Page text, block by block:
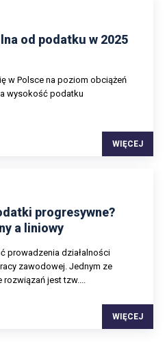
od podatku w 2025
w Polsce na poziom obciążeń
wysokość podatku
WIĘCEJ
progresywne?
a liniowy
prowadzenia działalności
zawodowej. Jednym ze
rozwiązań jest tzw....
WIĘCEJ